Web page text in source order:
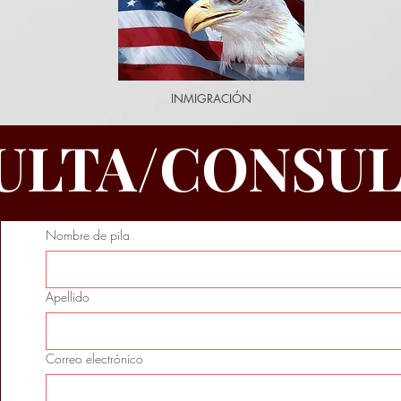
INMIGRACIÓN
Nombre de pila
Apellido
Correo electrónico